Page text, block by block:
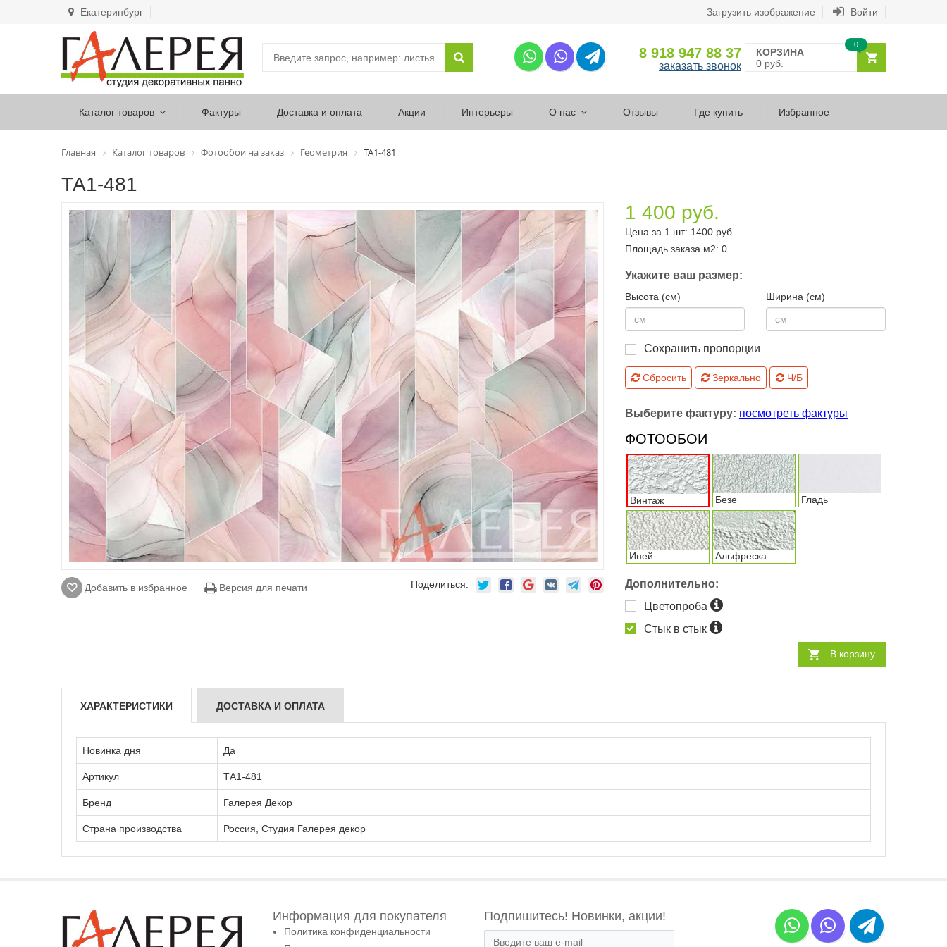
Екатеринбург Загрузить изображение Войти
8 918 947 88 37
заказать звонок
КОРЗИНА
0 руб.
0
Каталог товаров Фактуры Доставка и оплата Акции Интерьеры О нас Отзывы Где купить Избранное
Главная Каталог товаров Фотообои на заказ Геометрия ТА1-481
ТА1-481
Добавить в избранное Версия для печати Поделиться:
1 400 руб.
Цена за 1 шт: 1400 руб.
Площадь заказа м2: 0
Укажите ваш размер:
Высота (см) Ширина (см)
Сохранить пропорции
Сбросить Зеркально Ч/Б
Выберите фактуру: посмотреть фактуры
ФОТООБОИ
Винтаж Безе Гладь
Иней Альфреска
Дополнительно:
Цветопроба
Стык в стык
В корзину
ХАРАКТЕРИСТИКИ ДОСТАВКА И ОПЛАТА
Новинка дня Да
Артикул ТА1-481
Бренд Галерея Декор
Страна производства Россия, Студия Галерея декор
Информация для покупателя
Политика конфиденциальности
Подпишитесь! Новинки, акции!